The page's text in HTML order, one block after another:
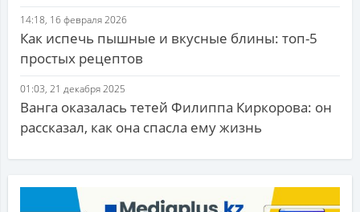
14:18, 16 февраля 2026
Как испечь пышные и вкусные блины: топ-5
простых рецептов
01:03, 21 декабря 2025
Ванга оказалась тетей Филиппа Киркорова: он
рассказал, как она спасла ему жизнь